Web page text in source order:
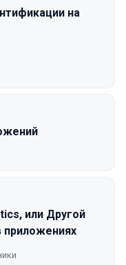
на
или Другой
приложениях